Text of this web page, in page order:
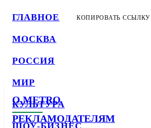
ГЛАВНОЕ
МОСКВА
РОССИЯ
МИР
КУЛЬТУРА
ШОУ-БИЗНЕС
КОПИРОВАТЬ ССЫЛКУ
О METRO
РЕКЛАМОДАТЕЛЯМ